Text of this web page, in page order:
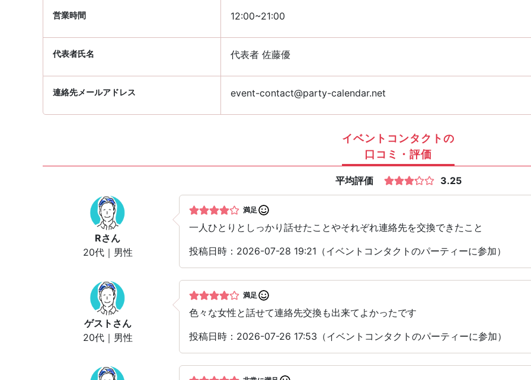
営業時間 12:00~21:00
代表者氏名 代表者 佐藤優
連絡先メールアドレス event-contact@party-calendar.net
イベントコンタクトの
口コミ・評価
平均評価 3.25
Rさん
20代｜男性
満足
一人ひとりとしっかり話せたことやそれぞれ連絡先を交換できたこと
投稿日時：2026-07-28 19:21（イベントコンタクトのパーティーに参加）
ゲスト さん
20代｜男性
満足
色々な女性と話せて連絡先交換も出来てよかったです
投稿日時：2026-07-26 17:53（イベントコンタクトのパーティーに参加）